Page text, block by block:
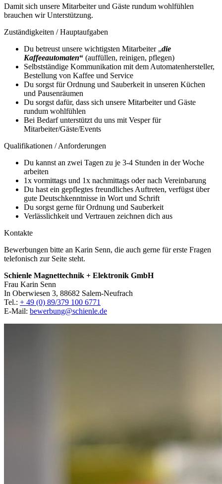
Damit sich unsere Mitarbeiter und Gäste rundum wohlfühlen
brauchen wir Unterstützung.
Zuständigkeiten / Hauptaufgaben
Du betreust unsere wichtigsten Mitarbeiter „die
Kaffeeautomaten“ (auffüllen, reinigen, pflegen)
Selbstständige Kommunikation mit dem Automatenhersteller,
Bestellung von Kaffee und Service
Du sorgst für Ordnung und Sauberkeit in unseren Küchen
und Pausenräumen
Du sorgst dafür, dass sich unsere Mitarbeiter und Gäste
rundum wohlfühlen
Bei Bedarf unterstützt du uns mit Vesper für
Mitarbeiter/Gäste/Events
Qualifikationen / Anforderungen
Du kannst an zwei Tagen zu je 3-4 Stunden in der Woche
arbeiten
1x vormittags und 1x nachmittags oder nach Vereinbarung
Du hast ein gepflegtes freundliches Auftreten, verfügst über
gute Deutschkenntnisse in Wort und Schrift
Du sorgst gerne für Ordnung und Sauberkeit
Verlässlichkeit und Vertrauen zeichnen dich aus
Kontakte
Bewerbungen bitte an Karin Senn, die auch gerne für erste Fragen
telefonisch zur Seite steht.
Schienle Magnettechnik + Elektronik GmbH
Frau Karin Senn
In Oberwiesen 3, 88682 Salem-Neufrach
Tel.: + 49 (0) 89/379 100 6771
E-Mail: bewerbung@schienle.de